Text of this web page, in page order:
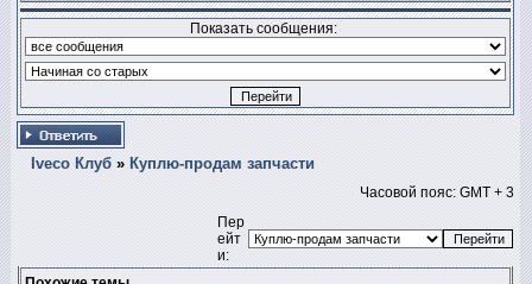
Показать сообщения:
Iveco Клуб » Куплю-продам запчасти
Часовой пояс: GMT + 3
Пер
ейт
и: